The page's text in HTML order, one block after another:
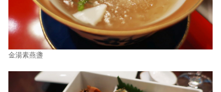
金湯素燕盞